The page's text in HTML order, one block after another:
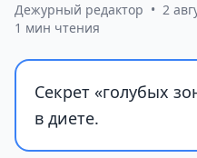
Дежурный редактор • 2
1 мин чтения
Секрет «голубых
в диете.